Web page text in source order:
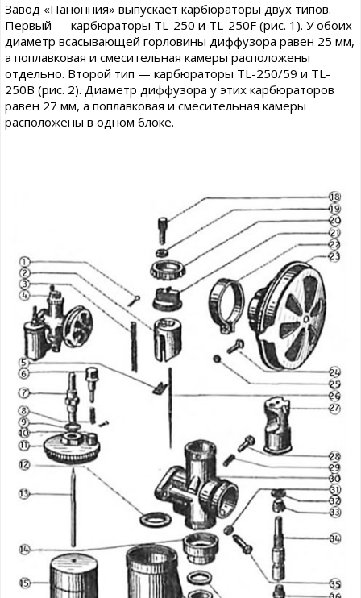
Завод «Панонния» выпускает карбюраторы двух типов.
Первый — карбюраторы TL-250 и TL-250F (рис. 1). У обоих
диаметр всасывающей горловины диффузора равен 25 мм,
а поплавковая и смесительная камеры расположены
отдельно. Второй тип — карбюраторы TL-250/59 и TL-
250B (рис. 2). Диаметр диффузора у этих карбюраторов
равен 27 мм, а поплавковая и смесительная камеры
расположены в одном блоке.